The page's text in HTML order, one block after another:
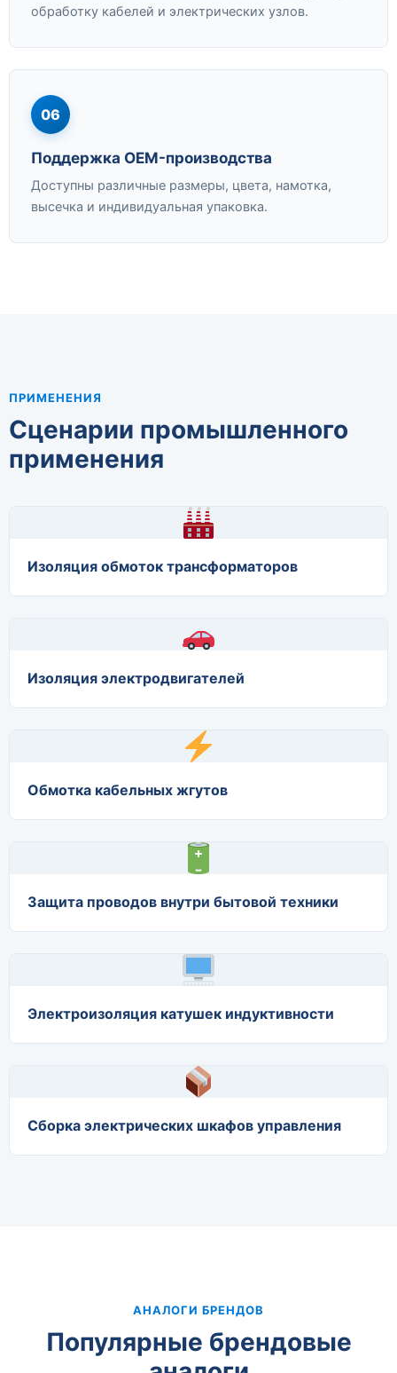
обработку кабелей и электрических узлов.
06
Поддержка OEM-производства
Доступны различные размеры, цвета, намотка,
высечка и индивидуальная упаковка.
ПРИМЕНЕНИЯ
Сценарии промышленного
применения
Изоляция обмоток трансформаторов
Изоляция электродвигателей
Обмотка кабельных жгутов
Защита проводов внутри бытовой техники
Электроизоляция катушек индуктивности
Сборка электрических шкафов управления
АНАЛОГИ БРЕНДОВ
Популярные брендовые